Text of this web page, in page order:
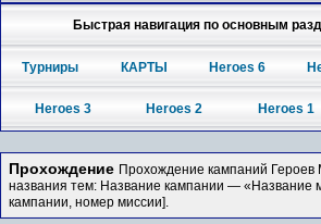
Быстрая навигация по основным
Турниры КАРТЫ Heroes 6
Heroes 3 Heroes 2 Heroes 1
Прохождение Прохождение кампаний
названия тем: Название кампании — «Название
кампании, номер миссии].